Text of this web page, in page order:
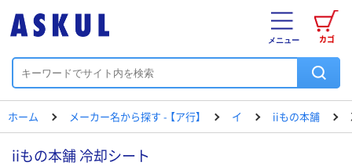
カゴ
メニュー
ホーム メーカー名から探す - 【ア行】 イ iiもの本舗
iiもの本舗 冷却シート